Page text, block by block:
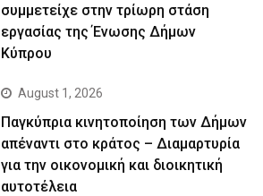
συμμετείχε στην τρίωρη στάση
εργασίας της Ένωσης Δήμων
Κύπρου
August 1, 2026
Παγκύπρια κινητοποίηση των Δήμων
απέναντι στο κράτος – Διαμαρτυρία
για την οικονομική και διοικητική
αυτοτέλεια